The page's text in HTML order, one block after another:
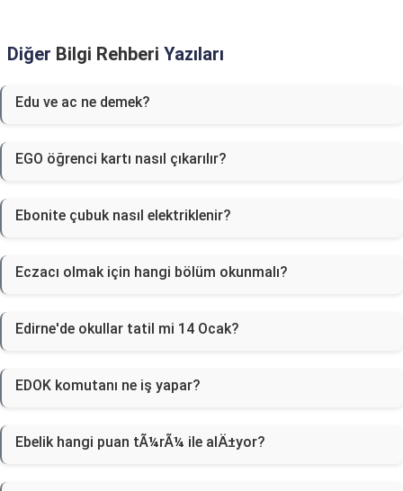
Diğer Bilgi Rehberi Yazıları
Edu ve ac ne demek?
EGO öğrenci kartı nasıl çıkarılır?
Ebonite çubuk nasıl elektriklenir?
Eczacı olmak için hangi bölüm okunmalı?
Edirne'de okullar tatil mi 14 Ocak?
EDOK komutanı ne iş yapar?
Ebelik hangi puan tÃ¼rÃ¼ ile alÄ±yor?